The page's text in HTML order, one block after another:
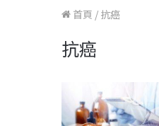
首頁 / 抗癌
抗癌